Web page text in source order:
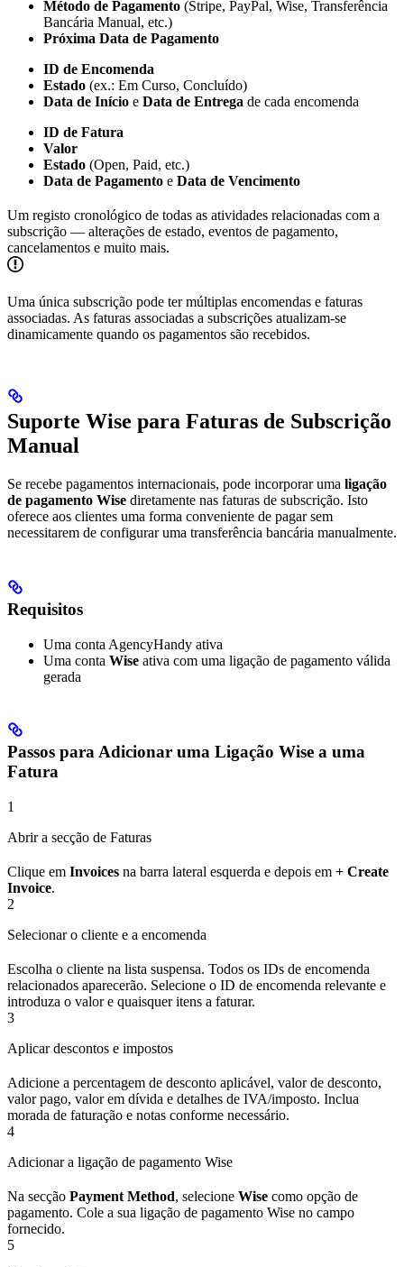
Método de Pagamento (Stripe, PayPal, Wise, Transferência
Bancária Manual, etc.)
Próxima Data de Pagamento
ID de Encomenda
Estado (ex.: Em Curso, Concluído)
Data de Início e Data de Entrega de cada encomenda
ID de Fatura
Valor
Estado (Open, Paid, etc.)
Data de Pagamento e Data de Vencimento
Um registo cronológico de todas as atividades relacionadas com a
subscrição — alterações de estado, eventos de pagamento,
cancelamentos e muito mais.
Uma única subscrição pode ter múltiplas encomendas e faturas
associadas. As faturas associadas a subscrições atualizam-se
dinamicamente quando os pagamentos são recebidos.
Suporte Wise para Faturas de Subscrição
Manual
Se recebe pagamentos internacionais, pode incorporar uma ligação
de pagamento Wise diretamente nas faturas de subscrição. Isto
oferece aos clientes uma forma conveniente de pagar sem
necessitarem de configurar uma transferência bancária manualmente.
Requisitos
Uma conta AgencyHandy ativa
Uma conta Wise ativa com uma ligação de pagamento válida
gerada
Passos para Adicionar uma Ligação Wise a uma
Fatura
1
Abrir a secção de Faturas
Clique em Invoices na barra lateral esquerda e depois em + Create
Invoice.
2
Selecionar o cliente e a encomenda
Escolha o cliente na lista suspensa. Todos os IDs de encomenda
relacionados aparecerão. Selecione o ID de encomenda relevante e
introduza o valor e quaisquer itens a faturar.
3
Aplicar descontos e impostos
Adicione a percentagem de desconto aplicável, valor de desconto,
valor pago, valor em dívida e detalhes de IVA/imposto. Inclua
morada de faturação e notas conforme necessário.
4
Adicionar a ligação de pagamento Wise
Na secção Payment Method, selecione Wise como opção de
pagamento. Cole a sua ligação de pagamento Wise no campo
fornecido.
5